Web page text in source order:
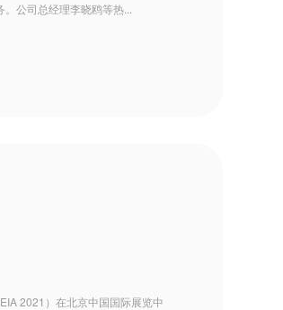
公司总经理李晓鸥等热...
2021）在北京中国国际展览中